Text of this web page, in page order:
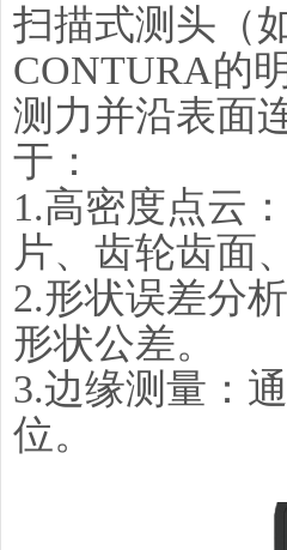
扫描式测头（
CONTURA的
测力并沿表面
于：
1.高密度点云
片、齿轮齿面
2.形状误差分
形状公差。
3.边缘测量：
位。